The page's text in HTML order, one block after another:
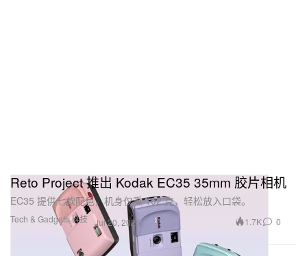
Tech & Gadgets 科技
Reto Project 推出 Kodak EC35 35mm 胶片相机
EC35 提供七款配色，机身仅重 102 克，轻松放入口袋。
Jul 20, 2026 1.7K 0